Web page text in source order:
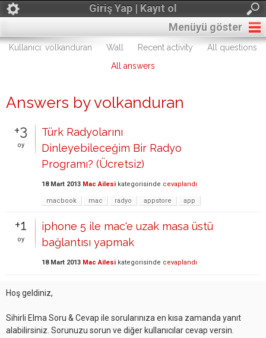
Giriş Yap | Kayıt ol
Menüyü göster
Kullanıcı: volkanduran Wall Recent activity
All questions
All answers
Answers by volkanduran
+3
oy
Türk Radyolarını
Dinleyebileceğim Bir Radyo
Programı? (Ücretsiz)
18 Mart 2013 Mac Ailesi kategorisinde cevaplandı
macbook mac radyo appstore app
+1
oy
iphone 5 ile mac'e uzak masa üstü
bağlantısı yapmak
18 Mart 2013 Mac Ailesi kategorisinde cevaplandı
Hoş geldiniz,
Sihirli Elma Soru & Cevap ile sorularınıza en kısa zamanda yanıt
alabilirsiniz. Sorunuzu sorun ve diğer kullanıcılar cevap versin.